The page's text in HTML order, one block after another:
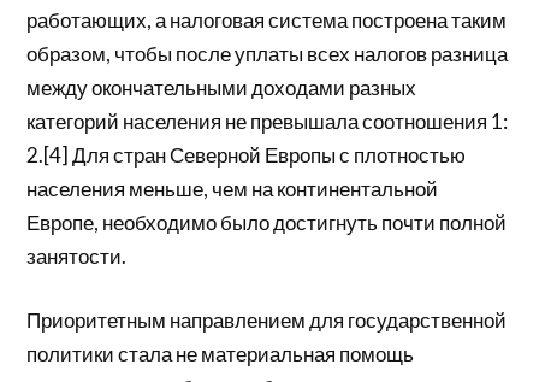
работающих, а налоговая система построена таким
образом, чтобы после уплаты всех налогов разница
между окончательными доходами разных
категорий населения не превышала соотношения 1:
2.[4] Для стран Северной Европы с плотностью
населения меньше, чем на континентальной
Европе, необходимо было достигнуть почти полной
занятости.
Приоритетным направлением для государственной
политики стала не материальная помощь